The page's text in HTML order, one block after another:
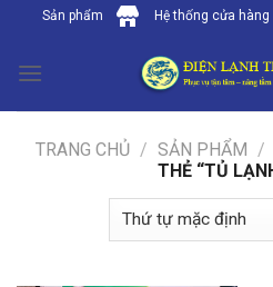
content
Sản phẩm Hệ thống cửa hàng
TRANG CHỦ / SẢN PHẨM /
THẺ “TỦ